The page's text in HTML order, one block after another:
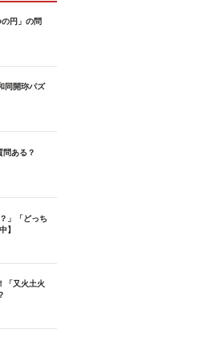
円」の問
同開珎パズ
問ある？
」「どっち
】
「又火土火